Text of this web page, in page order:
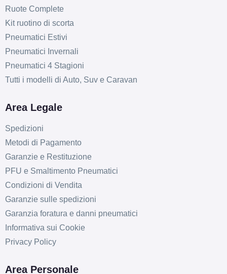
Ruote Complete
Kit ruotino di scorta
Pneumatici Estivi
Pneumatici Invernali
Pneumatici 4 Stagioni
Tutti i modelli di Auto, Suv e Caravan
Area Legale
Spedizioni
Metodi di Pagamento
Garanzie e Restituzione
PFU e Smaltimento Pneumatici
Condizioni di Vendita
Garanzie sulle spedizioni
Garanzia foratura e danni pneumatici
Informativa sui Cookie
Privacy Policy
Area Personale